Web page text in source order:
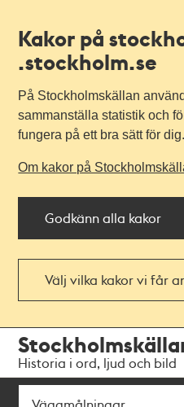
Kakor på
.stockholm.se
På Stockholmskällan
sammanställa statistik och
fungera på ett bra sätt för dig.
Om kakor på
Godkänn alla kakor
Välj vilka kakor vi får
navigationen
huvudinnehållet
Historia i ord, ljud och bild
Sök